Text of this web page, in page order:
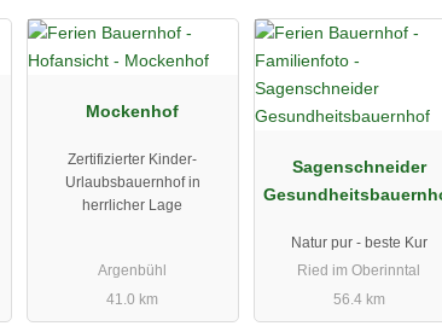
Mockenhof
Zertifizierter Kinder-
Urlaubsbauernhof in
herrlicher Lage
Argenbühl
41.0 km
Sagenschneider
Natur pur - beste Kur
Ried im Oberinntal
56.4 km